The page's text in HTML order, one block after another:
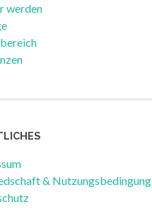
werden
& Nutzungsbedingung